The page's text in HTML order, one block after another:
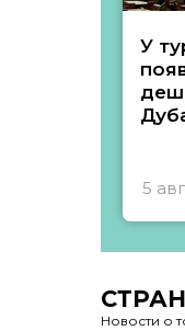
У
5
Новости о